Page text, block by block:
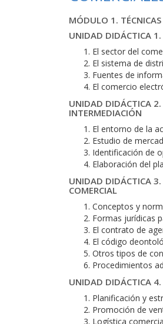
MÓDULO 1. TÉCNICAS
UNIDAD DIDÁCTICA 1.
El sector del
El sistema de
Fuentes de
El comercio
UNIDAD DIDÁCTICA 2.
INTERMEDIACIÓN
El entorno de la
Estudio de
Identificación de
Elaboración del
UNIDAD DIDÁCTICA 3.
COMERCIAL
Conceptos y
Formas jurídicas
El contrato de
El código
Otros tipos de
Procedimientos
UNIDAD DIDÁCTICA 4.
Planificación y
Promoción de
Logística